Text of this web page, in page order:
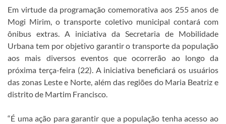
Em virtude da programação comemorativa aos 255 anos de
Mogi Mirim, o transporte coletivo municipal contará com
ônibus extras. A iniciativa da Secretaria de Mobilidade
Urbana tem por objetivo garantir o transporte da população
aos mais diversos eventos que ocorrerão ao longo da
próxima terça-feira (22). A iniciativa beneficiará os usuários
das zonas Leste e Norte, além das regiões do Maria Beatriz e
distrito de Martim Francisco.
“É uma ação para garantir que a população tenha acesso ao